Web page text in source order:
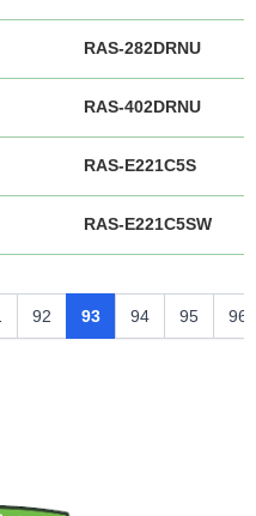
RAS-282DRNU
RAS-402DRNU
RAS-E221C5S
RAS-E221C5SW
92 93 94 95 96